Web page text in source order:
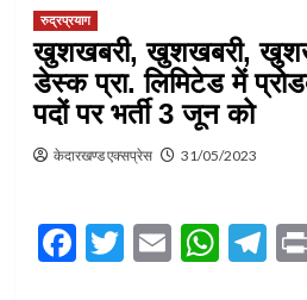
रुद्रप्रयाग
खुशखबरी, खुशखबरी,
डेस्क प्रा. लिमिटेड में
पदों पर भर्ती 3 जून को
केदारखण्ड एक्सप्रेस 31/05/2023
Facebook
Twitter
Email